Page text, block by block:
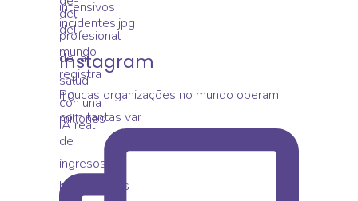
Nueva Aplicación De
Del Paciente
Instagram
Poucas organizações no mundo operam
com tantas var